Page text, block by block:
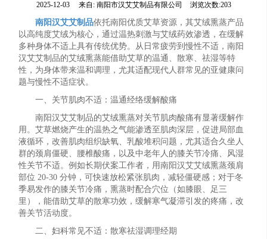
2025-12-03 来自: 南阳市汉艾艾制品有限公司 浏览次数:203
南阳汉艾艾制品依托南阳优质艾草资源，其艾绒熏蒸产品
以高纯度艾绒为核心，通过温热刺激与艾绒药效渗透，在缓解
多种身体不适上具有传统优势。从日常疲劳到慢性不适，南阳
汉艾艾制品的艾绒熏蒸能借助艾草的温通、散寒、祛湿等特
性，为身体带来温和调理，尤其适配现代人群常见的亚健康问
题与慢性不适症状。
一、关节肌肉不适：温通经络缓解酸痛
南阳汉艾艾制品的艾绒熏蒸对关节肌肉酸痛有显著缓解作
用。艾草燃烧产生的温热之气能渗透至肌肉深层，促进局部血
液循环，改善肌肉组织缺氧、乳酸堆积问题，尤其适合久坐人
群的颈肩僵硬、腰椎酸痛，以及中老年人的膝关节冷痛、风湿
性关节不适。例如长期伏案工作者，用南阳汉艾艾绒熏蒸颈肩
部位 20-30 分钟，可快速放松紧张肌肉，减轻僵硬感；对于冬
季易发作的膝关节冷痛，熏蒸时配合穴位（如膝眼、足三
里），能借助艾草的散寒功效，缓解寒气凝滞引发的疼痛，改
善关节活动度。
二、妇科常见不适：散寒祛湿调理经期